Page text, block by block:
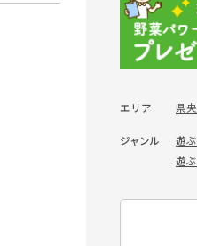
エリア 県央
ジャンル 遊ぶ
遊ぶ